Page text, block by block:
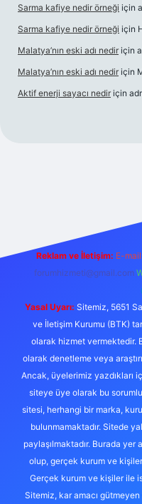
Sarma kafiye nedir örneği için
Sarma kafiye nedir örneği için
Malatya’nın eski adı nedir için
Malatya’nın eski adı nedir için
Aktif enerji sayacı nedir için
Reklam ve İletişim: E-
forumhizmeti@gmail.com
Yasal Uyarı: Sitemiz, 5651
ve İletişim Kurumu (BTK)
olarak hizmet vermektedir.
olarak denetleme veya
Ancak, üyelerimiz yazdıkları
siteye üye olarak bu
sitesi, herhangi bir marka,
bulunmamaktadır. Sitede
paylaşılmaktadır. Burada
olup, gerçek kurum ve kişiler
Gerçek kurum ve kişiler ile
Sitemiz, kar amacı